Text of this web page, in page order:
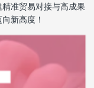
准贸易对接与高成果
新高度！